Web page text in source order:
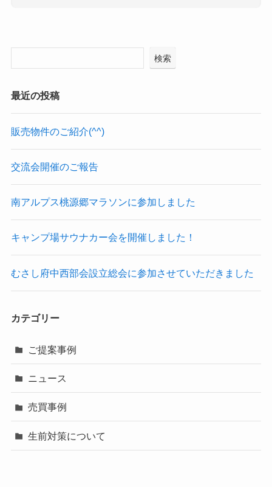
検索
最近の投稿
販売物件のご紹介(^^)
交流会開催のご報告
南アルプス桃源郷マラソンに参加しました
キャンプ場サウナカー会を開催しました！
むさし府中西部会設立総会に参加させていただきました
カテゴリー
ご提案事例
ニュース
売買事例
生前対策について